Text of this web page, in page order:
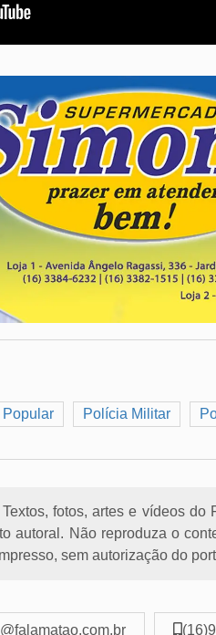
Polícia Militar
fotos, artes e vídeos do
autoral. Não reproduza o
sem autorização do